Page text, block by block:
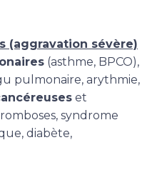
(aggravation sévère)
(asthme, BPCO),
pulmonaire, arythmie,
et
syndrome
diabète,